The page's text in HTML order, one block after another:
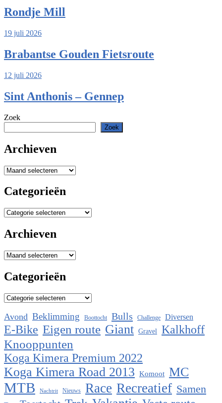
Rondje Mill
19 juli 2026
Brabantse Gouden Fietsroute
12 juli 2026
Sint Anthonis – Gennep
Zoek
Zoek
Archieven
Archieven
Categorieën
Categorieën
Archieven
Archieven
Categorieën
Categorieën
Avond Beklimming Boottocht Bulls Challenge Diversen
E-Bike Eigen route Giant Gravel Kalkhoff
Knooppunten
Koga Kimera Premium 2022
Koga Kimera Road 2013 Komoot MC
MTB Nachtrit Nieuws Race Recreatief Samen